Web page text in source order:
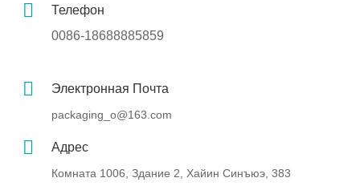
Телефон
0086-18688885859
Электронная Почта
packaging_o@163.com
Адрес
Комната 1006, Здание 2, Хайин Синъюэ, 383